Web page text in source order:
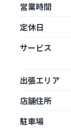
営業時間
定休日
サービス
出張エリア
店舗住所
駐車場